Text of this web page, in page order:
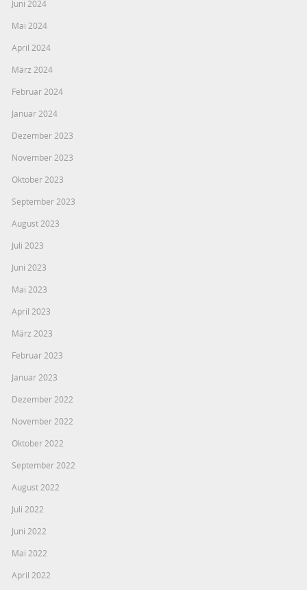
Juni 2024
Mai 2024
April 2024
März 2024
Februar 2024
Januar 2024
Dezember 2023
November 2023
Oktober 2023
September 2023
August 2023
Juli 2023
Juni 2023
Mai 2023
April 2023
März 2023
Februar 2023
Januar 2023
Dezember 2022
November 2022
Oktober 2022
September 2022
August 2022
Juli 2022
Juni 2022
Mai 2022
April 2022